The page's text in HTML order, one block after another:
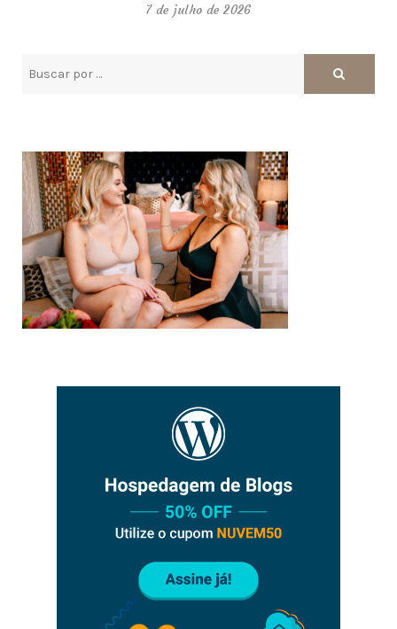
7 de julho de 2026